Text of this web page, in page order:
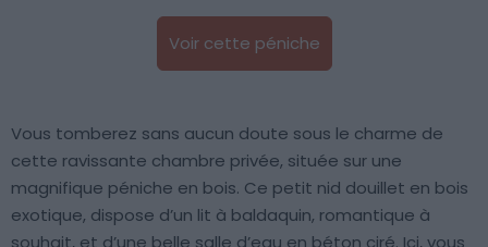
Voir cette péniche
Vous tomberez sans aucun doute sous le charme de
cette ravissante chambre privée, située sur une
magnifique péniche en bois. Ce petit nid douillet en bois
exotique, dispose d’un lit à baldaquin, romantique à